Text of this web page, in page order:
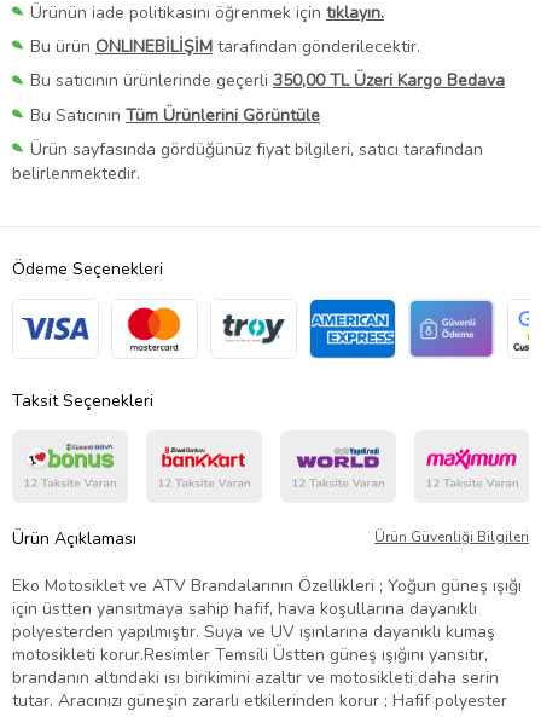
Ürünün iade politikasını öğrenmek için tıklayın.
Bu ürün ONLINEBİLİŞİM tarafından gönderilecektir.
Bu satıcının ürünlerinde geçerli 350,00 TL Üzeri Kargo Bedava
Bu Satıcının Tüm Ürünlerini Görüntüle
Ürün sayfasında gördüğünüz fiyat bilgileri, satıcı tarafından
belirlenmektedir.
Ödeme Seçenekleri
Taksit Seçenekleri
Ürün Açıklaması Ürün Güvenliği Bilgileri
Eko Motosiklet ve ATV Brandalarının Özellikleri ; Yoğun güneş ışığı
için üstten yansıtmaya sahip hafif, hava koşullarına dayanıklı
polyesterden yapılmıştır. Suya ve UV ışınlarına dayanıklı kumaş
motosikleti korur.Resimler Temsili Üstten güneş ışığını yansıtır,
brandanın altındaki ısı birikimini azaltır ve motosikleti daha serin
tutar. Aracınızı güneşin zararlı etkilerinden korur ; Hafif polyester